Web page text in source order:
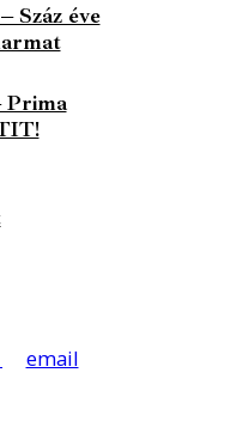
Száz éve
Prima
email